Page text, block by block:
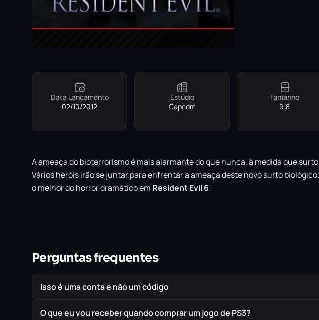
Data Lançamento
02/10/2012
Estúdio
Capcom
Tamanho
9.8
A ameaça do bioterrorismo é mais alarmante do que nunca, à medida que
Vários heróis irão se juntar para enfrentar a ameaça deste novo surto
o melhor do horror dramático em Resident Evil 6!
Perguntas frequentes
Isso é uma conta e não um código
O que eu vou receber quando comprar um jogo de PS3?